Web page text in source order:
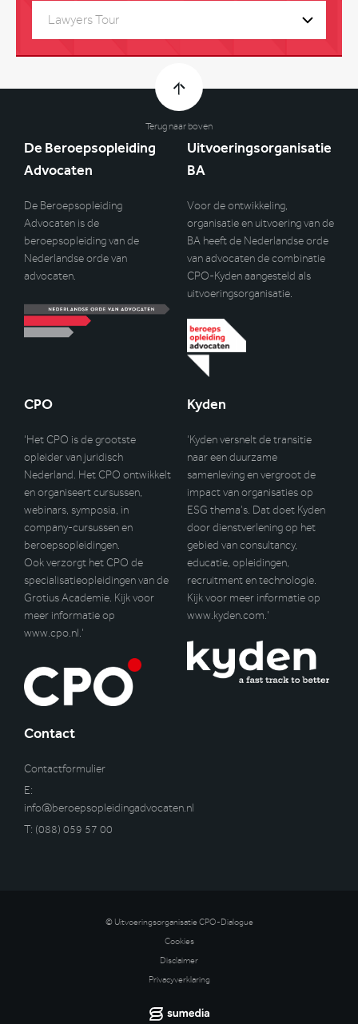
Lawyers Tour
Terug naar boven
De Beroepsopleiding
Advocaten
De Beroepsopleiding
Advocaten is de
beroepsopleiding van de
Nederlandse orde van
advocaten.
Uitvoeringsorganisatie
BA
Voor de ontwikkeling,
organisatie en uitvoering van de
BA heeft de Nederlandse orde
van advocaten de combinatie
CPO-Kyden aangesteld als
uitvoeringsorganisatie.
CPO
‘Het CPO is de grootste
opleider van juridisch
Nederland. Het CPO ontwikkelt
en organiseert cursussen,
webinars, symposia, in
company-cursussen en
beroepsopleidingen.
Ook verzorgt het CPO de
specialisatieopleidingen van de
Grotius Academie. Kijk voor
meer informatie op
www.cpo.nl.’
Kyden
‘Kyden versnelt de transitie
naar een duurzame
samenleving en vergroot de
impact van organisaties op
ESG thema’s. Dat doet Kyden
door dienstverlening op het
gebied van consultancy,
educatie, opleidingen,
recruitment en technologie.
Kijk voor meer informatie op
www.kyden.com.’
Contact
Contactformulier
E:
info@beroepsopleidingadvocaten.nl
T: (088) 059 57 00
© Uitvoeringsorganisatie CPO-Dialogue
Cookies
Disclaimer
Privacyverklaring